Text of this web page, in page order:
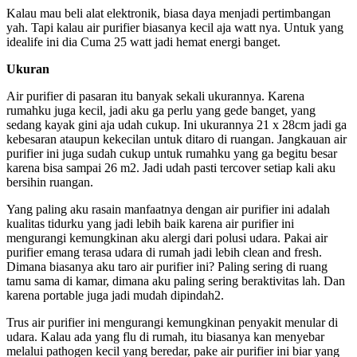
Kalau mau beli alat elektronik, biasa daya menjadi pertimbangan
yah. Tapi kalau air purifier biasanya kecil aja watt nya. Untuk yang
idealife ini dia Cuma 25 watt jadi hemat energi banget.
Ukuran
Air purifier di pasaran itu banyak sekali ukurannya. Karena
rumahku juga kecil, jadi aku ga perlu yang gede banget, yang
sedang kayak gini aja udah cukup. Ini ukurannya 21 x 28cm jadi ga
kebesaran ataupun kekecilan untuk ditaro di ruangan. Jangkauan air
purifier ini juga sudah cukup untuk rumahku yang ga begitu besar
karena bisa sampai 26 m2. Jadi udah pasti tercover setiap kali aku
bersihin ruangan.
Yang paling aku rasain manfaatnya dengan air purifier ini adalah
kualitas tidurku yang jadi lebih baik karena air purifier ini
mengurangi kemungkinan aku alergi dari polusi udara. Pakai air
purifier emang terasa udara di rumah jadi lebih clean and fresh.
Dimana biasanya aku taro air purifier ini? Paling sering di ruang
tamu sama di kamar, dimana aku paling sering beraktivitas lah. Dan
karena portable juga jadi mudah dipindah2.
Trus air purifier ini mengurangi kemungkinan penyakit menular di
udara. Kalau ada yang flu di rumah, itu biasanya kan menyebar
melalui pathogen kecil yang beredar, pake air purifier ini biar yang